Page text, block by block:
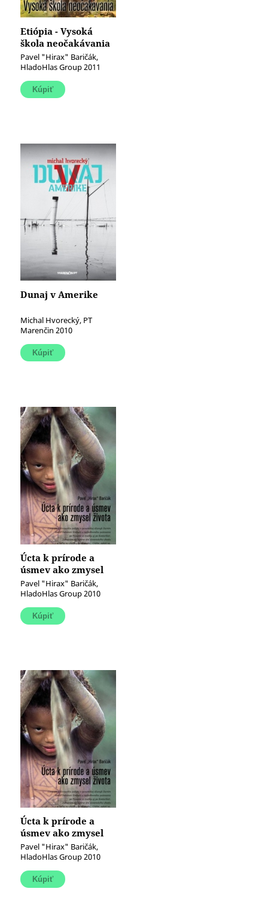
Etiópia - Vysoká
škola neočakávania
Pavel "Hirax" Baričák,
HladoHlas Group 2011
Dunaj v Amerike
Michal Hvorecký, PT
Marenčin 2010
Úcta k prírode a
úsmev ako zmysel
života (e-kniha)
Pavel "Hirax" Baričák,
HladoHlas Group 2010
Úcta k prírode a
úsmev ako zmysel
života
Pavel "Hirax" Baričák,
HladoHlas Group 2010